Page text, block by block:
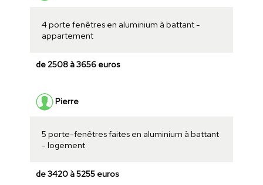
4 porte fenêtres en aluminium à battant -
appartement
de 2508 à 3656 euros
Pierre
5 porte-fenêtres faites en aluminium à battant
- logement
de 3420 à 5255 euros